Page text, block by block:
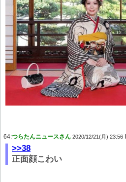
64:つらたんニュースさん 2020/12/21(月) 23:56
>>38
正面顔こわい